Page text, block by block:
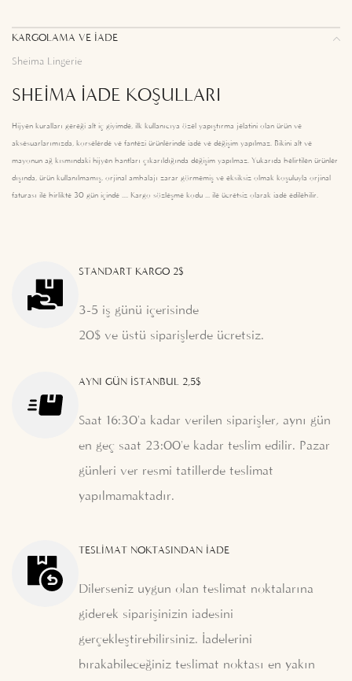
KARGOLAMA VE İADE
Sheima Lingerie
SHEIMA İADE KOŞULLARI
Hijyen kuralları gereği alt iç giyimde, ilk kullanıcıya özel yapıştırma jelatini olan ürün ve
aksesuarlarımızda, korselerde ve fantezi ürünlerinde iade ve değişim yapılmaz. Bikini alt ve
mayonun ağ kısmındaki hijyen bantları çıkarıldığında değişim yapılmaz. Yukarıda belirtilen ürünler
dışında, ürün kullanılmamış, orjinal ambalajı zarar görmemiş ve eksiksiz olmak koşuluyla orjinal
faturası ile birlikte 30 gün içinde .... Kargo sözleşme kodu ... ile ücretsiz olarak iade edilebilir.
STANDART KARGO 2$
3-5 iş günü içerisinde
20$ ve üstü siparişlerde ücretsiz.
AYNI GÜN İSTANBUL 2,5$
Saat 16:30'a kadar verilen siparişler, aynı gün
en geç saat 23:00'e kadar teslim edilir. Pazar
günleri ver resmi tatillerde teslimat
yapılmamaktadır.
TESLIMAT NOKTASINDAN İADE
Dilerseniz uygun olan teslimat noktalarına
giderek siparişinizin iadesini
gerçekleştirebilirsiniz. İadelerini
bırakabileceğiniz teslimat noktası en yakın